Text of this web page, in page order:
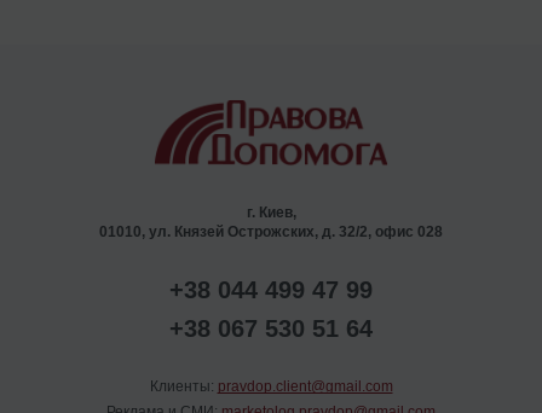
г. Киев,
01010, ул. Князей Острожских, д. 32/2, офис 028
+38 044 499 47 99
+38 067 530 51 64
Клиенты: pravdop.client@gmail.com